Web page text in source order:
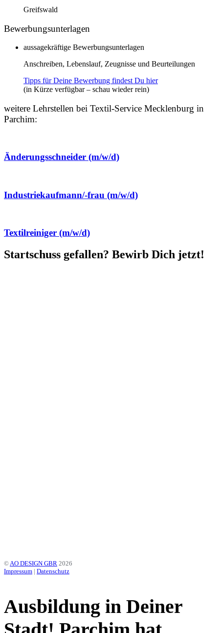
Greifswald
Bewerbungsunterlagen
aussagekräftige Bewerbungsunterlagen
Anschreiben, Lebenslauf, Zeugnisse und Beurteilungen
Tipps für Deine Bewerbung findest Du hier
(in Kürze verfügbar – schau wieder rein)
weitere Lehrstellen bei Textil-Service Mecklenburg in
Parchim:
Änderungsschneider (m/w/d)
Industriekaufmann/-frau (m/w/d)
Textilreiniger (m/w/d)
Startschuss gefallen? Bewirb Dich jetzt!
© AO DESIGN GBR 2026
Impressum | Datenschutz
Ausbildung in Deiner